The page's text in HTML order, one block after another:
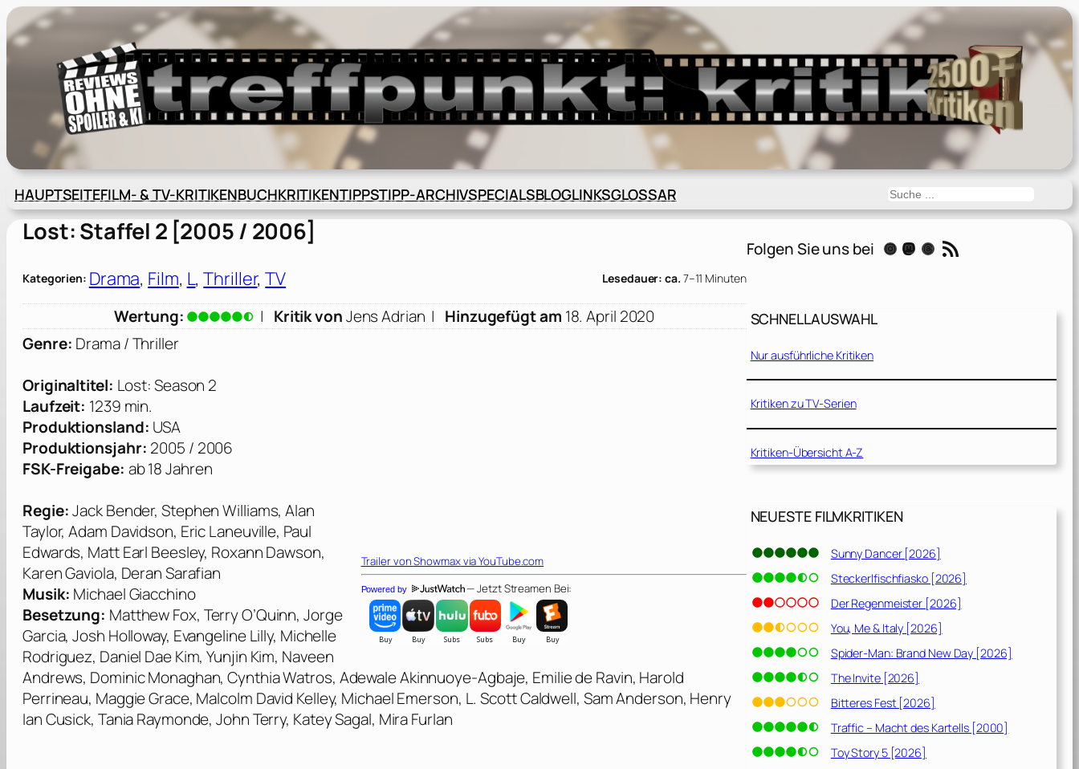
Zum
Inhalt
springen
HAUPTSEITEFILM- & TV-KRITIKENBUCHKRITIKENTIPPSTIPP-ARCHIVSPECIALSBLOGLINKSGLOSSAR Suchen
Lost: Staffel 2 [2005 / 2006]
Kategorien: Drama, Film, L, Thriller, TV Lesedauer: ca. 7–11 Minuten
Wertung: | Kritik vonJens Adrian | Hinzugefügt am 18. April 2020
Trailer vonShowmaxvia YouTube.com
Powered by — Jetzt Streamen Bei:
Genre: Drama / Thriller
Originaltitel: Lost: Season 2
Laufzeit: 1239 min.
Produktionsland: USA
Produktionsjahr: 2005 / 2006
FSK-Freigabe: ab 18 Jahren
Regie:Jack Bender, Stephen Williams, Alan
Taylor, Adam Davidson, Eric Laneuville, Paul
Edwards, Matt Earl Beesley, Roxann Dawson,
Karen Gaviola, Deran Sarafian
Musik: Michael Giacchino
Besetzung: Matthew Fox, Terry O’Quinn, Jorge
Garcia, Josh Holloway, Evangeline Lilly, Michelle
Rodriguez, Daniel Dae Kim, Yunjin Kim, Naveen
Andrews, Dominic Monaghan, Cynthia Watros, Adewale Akinnuoye-Agbaje, Emilie de Ravin, Harold
Perrineau, Maggie Grace, Malcolm David Kelley, Michael Emerson, L. Scott Caldwell, Sam Anderson, Henry
Ian Cusick, Tania Raymonde, John Terry, Katey Sagal, Mira Furlan
Folgen Sie uns bei Instagram Mastodon Threads RSS-Feed
SCHNELLAUSWAHL
Nur ausführliche Kritiken
Kritiken zu TV-Serien
Kritiken-Übersicht A-Z
NEUESTE FILMKRITIKEN
Sunny Dancer [2026]
Steckerlfischfiasko [2026]
Der Regenmeister [2026]
You, Me & Italy [2026]
Spider-Man: Brand New Day [2026]
The Invite [2026]
Bitteres Fest [2026]
Traffic – Macht des Kartells [2000]
Toy Story 5 [2026]